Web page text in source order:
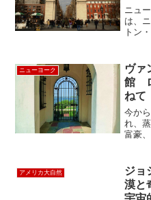
造っ
川村
ニュ
は、
トン
学生
す。
ニューヨーク
ヴァ
館
ねて
今か
れ、
富豪
サム
この
アメリカ大自然
ジョ
漠と